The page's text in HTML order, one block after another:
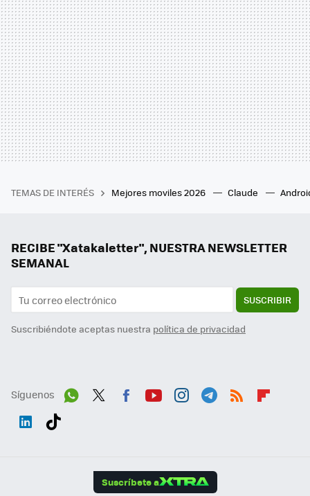
TEMAS DE INTERÉS Mejores moviles 2026 Claude
RECIBE "Xatakaletter", NUESTRA NEWSLETTER
SEMANAL
SUSCRIBIR
Suscribiéndote aceptas nuestra política de privacidad
Síguenos
Suscríbete a